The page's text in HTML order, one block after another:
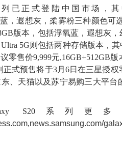
列已正式登陆中国市场，其
，遐想灰，柔雾粉三种颜色可
版本，包括浮氧蓝，遐想灰
5G则包括两种存储版本，
零售价9,999元,16GB+512GB
正式预售将于3月6日在三星授
、天猫以及苏宁易购三大平台
S20系列更
,news.samsung.com/